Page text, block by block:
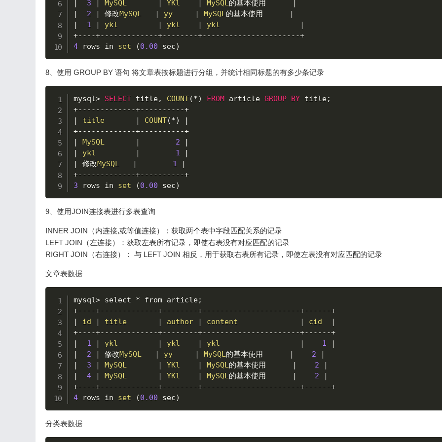
3 MySQL YKl MySQL的基本使用
|
2 | 修改MySQL | yy | MySQL的基本使用
|
|
1 | ykl | ykl | ykl
|
+-- --+-- -- -- -- -- -- -+-- -- -- --+-- -- -- -- -- -- -- -- -- -- --+
4 rows in set (0.00 sec)
8、使用 GROUP BY 语句 将文章表按标题进行分组，并统计相同标题的有多少条记录
mysql> SELECT title, COUNT(*) FROM article GROUP BY title;
+-- -- -- -- -- -- -+-- -- -- -- --+
|
title | COUNT(*)
|
+-- -- -- -- -- -- -+-- -- -- -- --+
|
MySQL | 2
|
|
ykl | 1
|
|
修改MySQL | 1
|
+-- -- -- -- -- -- -+-- -- -- -- --+
3 rows in set (0.00 sec)
9、使用JOIN连接表进行多表查询
INNER JOIN（内连接,或等值连接）：获取两个表中字段匹配关系的记录
LEFT JOIN（左连接）：获取左表所有记录，即使右表没有对应匹配的记录
RIGHT JOIN（右连接）： 与 LEFT JOIN 相反，用于获取右表所有记录，即使左表没有对应匹配的记录
文章表数据
mysql> select * from article;
+-- --+-- -- -- -- -- -- -+-- -- -- --+-- -- -- -- -- -- -- -- -- -- --+-- -- --+
|
id | title | author | content | cid
|
+-- --+-- -- -- -- -- -- -+-- -- -- --+-- -- -- -- -- -- -- -- -- -- --+-- -- --+
|
1 | ykl | ykl | ykl | 1
|
|
2 | 修改MySQL | yy | MySQL的基本使用 | 2
|
|
3 | MySQL | YKl | MySQL的基本使用 | 2
|
|
4 | MySQL | YKl | MySQL的基本使用 | 2
|
+-- --+-- -- -- -- -- -- -+-- -- -- --+-- -- -- -- -- -- -- -- -- -- --+-- -- --+
4 rows in set (0.00 sec)
分类表数据